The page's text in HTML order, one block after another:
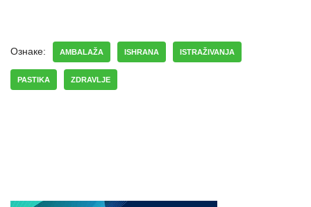
Ознаке: AMBALAŽA ISHRANA ISTRAŽIVANJA
PASTIKA ZDRAVLJE